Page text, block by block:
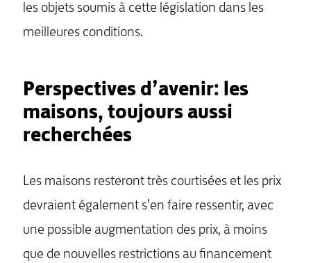
les objets soumis à cette législation dans les
meilleures conditions.
Perspectives d’avenir: les
maisons, toujours aussi
recherchées
Les maisons resteront très courtisées et les prix
devraient également s’en faire ressentir, avec
une possible augmentation des prix, à moins
que de nouvelles restrictions au financement